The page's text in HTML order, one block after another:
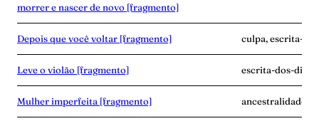
morrer e nascer de novo [fragmento]
Depois que você voltar [fragmento] culpa, escrita-
Leve o violão [fragmento] escrita-dos-dias,
Mulher imperfeita [fragmento] ancestralidade,